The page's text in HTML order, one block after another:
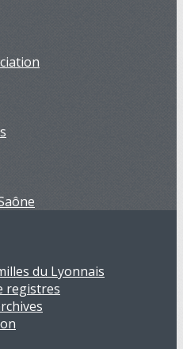
du Lyonnais
registres